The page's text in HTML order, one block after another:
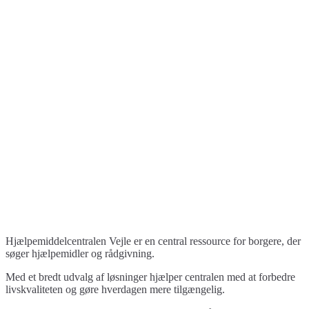
Hjælpemiddelcentralen Vejle er en central ressource for borgere, der
søger hjælpemidler og rådgivning.
Med et bredt udvalg af løsninger hjælper centralen med at forbedre
livskvaliteten og gøre hverdagen mere tilgængelig.